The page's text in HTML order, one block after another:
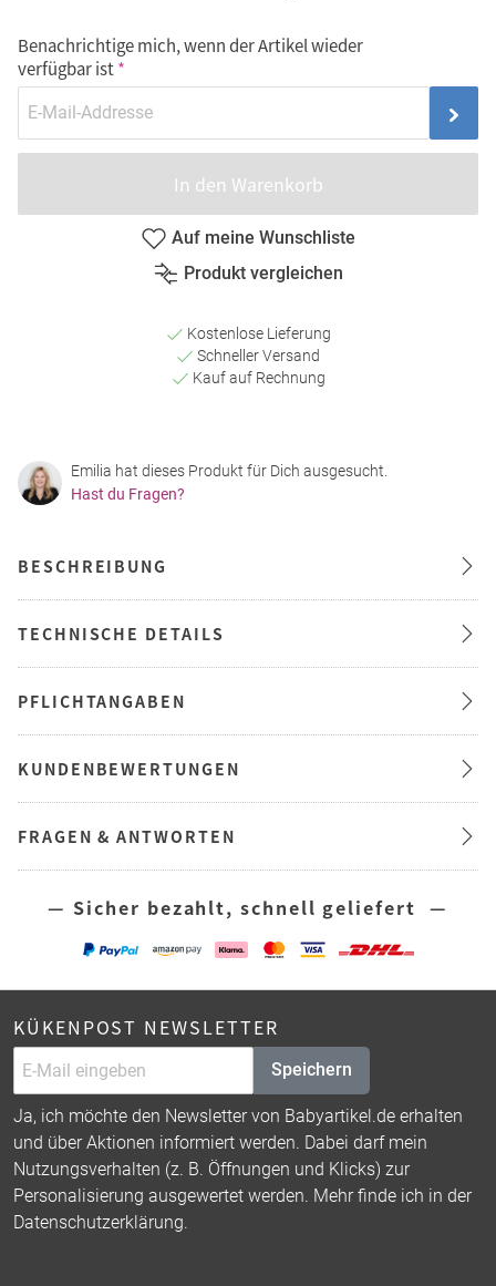
Benachrichtige mich, wenn der Artikel wieder
verfügbar ist
In den Warenkorb
Auf meine Wunschliste
Produkt vergleichen
Kostenlose Lieferung
Schneller Versand
Kauf auf Rechnung
Emilia hat dieses Produkt für Dich ausgesucht.
Hast du Fragen?
BESCHREIBUNG
TECHNISCHE DETAILS
PFLICHTANGABEN
KUNDENBEWERTUNGEN
FRAGEN & ANTWORTEN
— Sicher bezahlt, schnell geliefert —
KÜKENPOST NEWSLETTER
Speichern
Ja, ich möchte den Newsletter von Babyartikel.de erhalten
und über Aktionen informiert werden. Dabei darf mein
Nutzungsverhalten (z. B. Öffnungen und Klicks) zur
Personalisierung ausgewertet werden. Mehr finde ich in der
Datenschutzerklärung.